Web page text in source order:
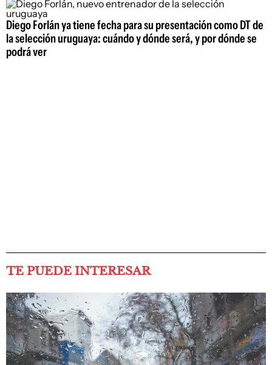
Diego Forlán ya tiene fecha para su presentación como DT de
la selección uruguaya: cuándo y dónde será, y por dónde se
podrá ver
TE PUEDE INTERESAR